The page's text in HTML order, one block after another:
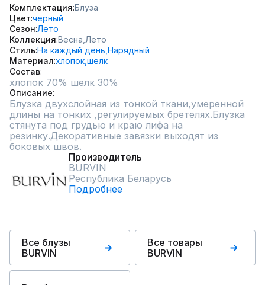
Комплектация Блуза
Цвет черный
Сезон Лето
Коллекция Весна, Лето
СтильНа каждый день, Нарядный
Материал хлопок, шелк
Состав
хлопок 70% шелк 30%
Описание
Блузка двухслойная из тонкой ткани,умеренной
длины на тонких ,регулируемых бретелях.Блузка
стянута под грудью и краю лифа на
резинку.Декоративные завязки выходят из
боковых швов.
Производитель
BURVIN
Республика Беларусь
Подробнее
Все блузы
BURVIN
Все товары
BURVIN